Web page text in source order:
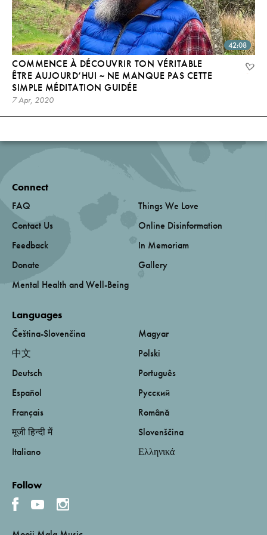
42:08
COMMENCE À DÉCOUVRIR TON VÉRITABLE
ÊTRE AUJOURD’HUI ~ NE MANQUE PAS CETTE
SIMPLE MÉDITATION GUIDÉE
7 Apr, 2020
Connect
FAQ
Contact Us
Feedback
Donate
Mental Health and Well-Being
Things We Love
Online Disinformation
In Memoriam
Gallery
Languages
Čeština-Slovenčina
中文
Deutsch
Español
Français
मूजी हिन्दी में
Italiano
Magyar
Polski
Português
Русский
Română
Slovenščina
Ελληνικά
Follow